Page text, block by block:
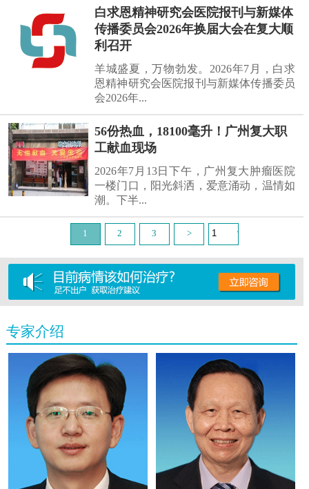
白求恩精神研究会医院报刊与新媒体
传播委员会2026年换届大会在复大顺
利召开
羊城盛夏，万物勃发。2026年7月，白求
恩精神研究会医院报刊与新媒体传播委员
会2026年...
56份热血，18100毫升！广州复大职
工献血现场
2026年7月13日下午，广州复大肿瘤医院
一楼门口，阳光斜洒，爱意涌动，温情如
潮。下半...
1 2 3 >
专家介绍